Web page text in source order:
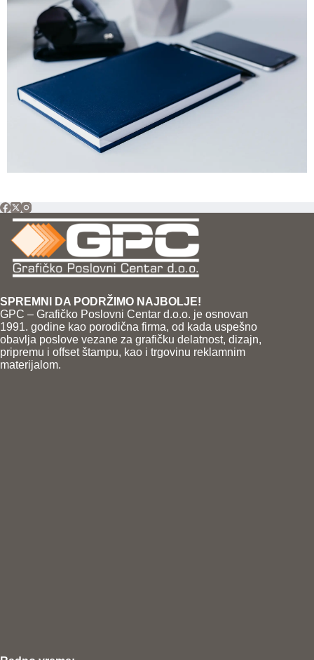
SPREMNI DA PODRŽIMO NAJBOLJE!
GPC – Grafičko Poslovni Centar d.o.o. je osnovan
1991. godine kao porodična firma, od kada uspešno
obavlja poslove vezane za grafičku delatnost, dizajn,
pripremu i offset štampu, kao i trgovinu reklamnim
materijalom.